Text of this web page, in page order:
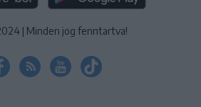
| Minden jog fenntartva!